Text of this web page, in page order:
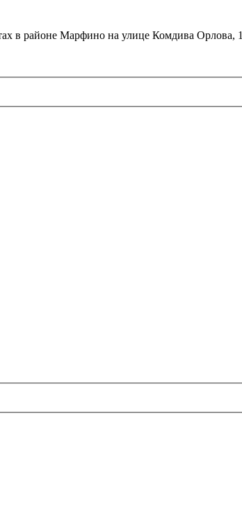
в районе Марфино на улице Комдива Орлова, 1